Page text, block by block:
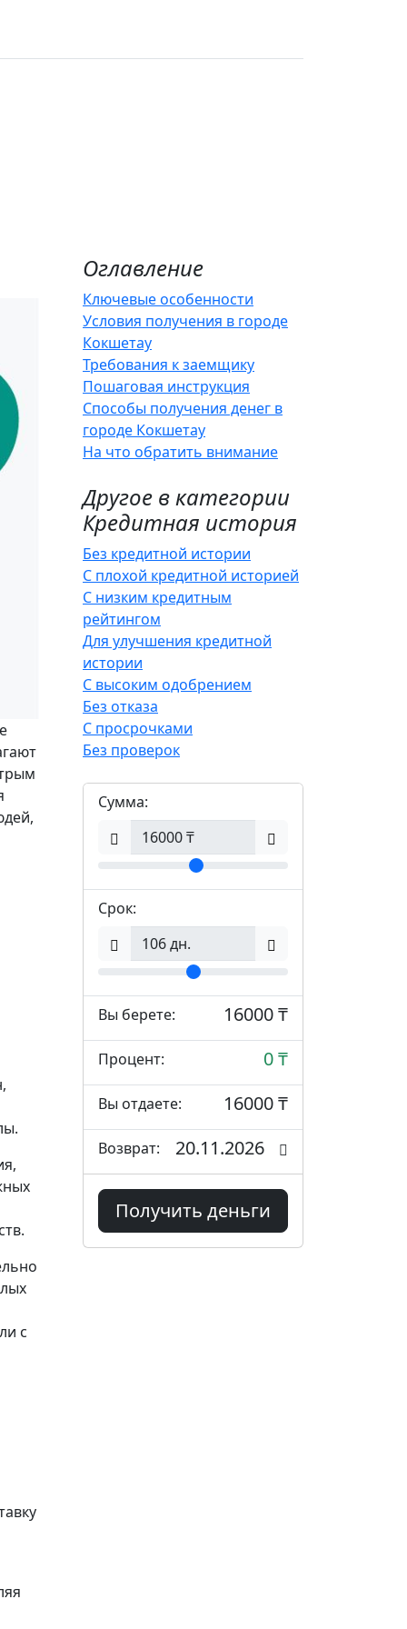
Оглавление
Ключевые особенности
Условия получения в городе
Кокшетау
Требования к заемщику
Пошаговая инструкция
Способы получения денег в
городе Кокшетау
На что обратить внимание
Другое в категории
Кредитная история
Без кредитной истории
С плохой кредитной историей
С низким кредитным
рейтингом
Для улучшения кредитной
истории
С высоким одобрением
Без отказа
С просрочками
Без проверок
Сумма:
Срок:
Вы берете: 16000 ₸
Процент: 0 ₸
Вы отдаете: 16000 ₸
Возврат: 20.11.2026
Получить деньги
с